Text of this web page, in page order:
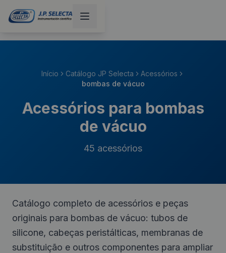
Início Catálogo JP Selecta
Acessórios
bombas de vácuo
Acessórios para bombas
de vácuo
45 acessórios
Catálogo completo de acessórios e peças
originais para bombas de vácuo: tubos de
silicone, cabeças peristálticas, membranas de
substituição e outros componentes para ampliar